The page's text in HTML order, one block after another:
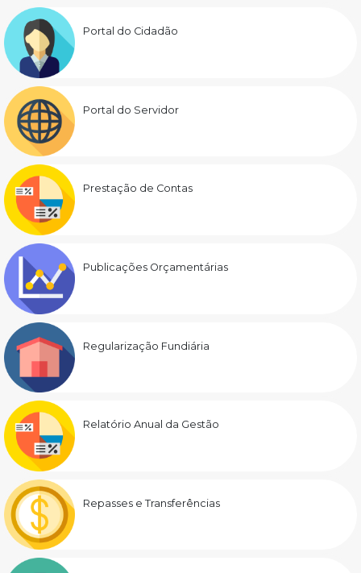
Portal do Cidadão
Portal do Servidor
Prestação de Contas
Publicações Orçamentárias
Regularização Fundiária
Relatório Anual da Gestão
Repasses e Transferências